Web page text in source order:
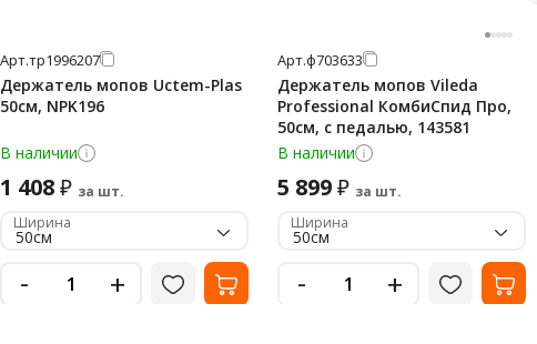
Арт.тр1996207
Держатель мопов Uctem-Plas
50см, NPK196
В наличии
1 408₽ за шт.
Ширина
50см
- +
Арт.ф703633
Держатель мопов Vileda
Professional КомбиСпид Про,
50см, с педалью, 143581
В наличии
5 899₽ за шт.
Ширина
50см
- +